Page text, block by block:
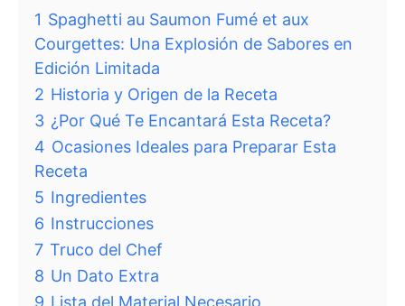
1 Spaghetti au Saumon Fumé et aux
Courgettes: Una Explosión de Sabores en
Edición Limitada
2 Historia y Origen de la Receta
3 ¿Por Qué Te Encantará Esta Receta?
4 Ocasiones Ideales para Preparar Esta
Receta
5 Ingredientes
6 Instrucciones
7 Truco del Chef
8 Un Dato Extra
9 Lista del Material Necesario